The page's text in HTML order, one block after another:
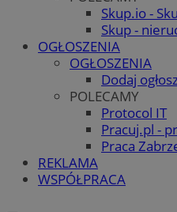
Skup.io -
Skup -
OGŁOSZENIA
OGŁOSZENIA
Dodaj
POLECAMY
Protocol IT
Pracuj.pl -
Praca
REKLAMA
WSPÓŁPRACA